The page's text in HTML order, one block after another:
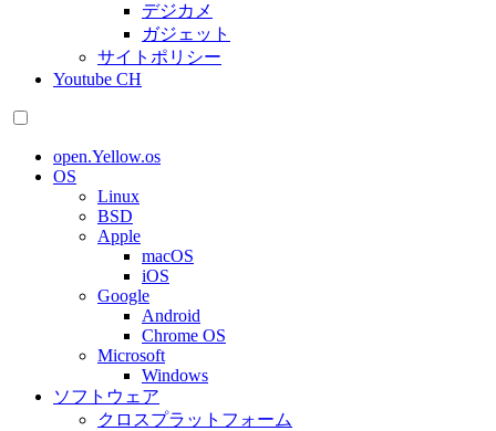
デジカメ
ガジェット
サイトポリシー
Youtube CH
open.Yellow.os
OS
Linux
BSD
Apple
macOS
iOS
Google
Android
Chrome OS
Microsoft
Windows
ソフトウェア
クロスプラットフォーム